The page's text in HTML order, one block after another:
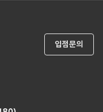
입점문의